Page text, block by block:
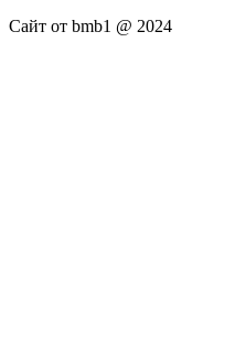
Сайт от bmb1 @ 2024